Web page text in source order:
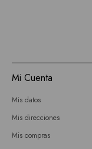
Mi Cuenta
Mis datos
Mis direcciones
Mis compras